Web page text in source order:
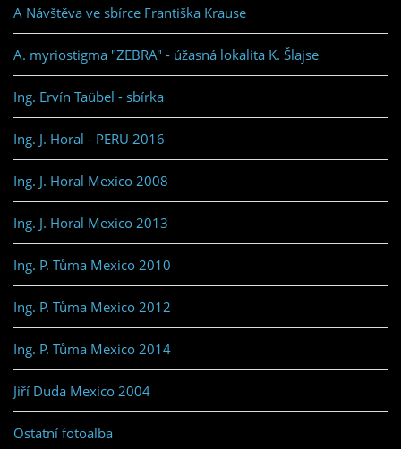
A Návštěva ve sbírce Františka Krause
A. myriostigma "ZEBRA" - úžasná lokalita K. Šlajse
Ing. Ervín Taübel - sbírka
Ing. J. Horal - PERU 2016
Ing. J. Horal Mexico 2008
Ing. J. Horal Mexico 2013
Ing. P. Tůma Mexico 2010
Ing. P. Tůma Mexico 2012
Ing. P. Tůma Mexico 2014
Jiří Duda Mexico 2004
Ostatní fotoalba